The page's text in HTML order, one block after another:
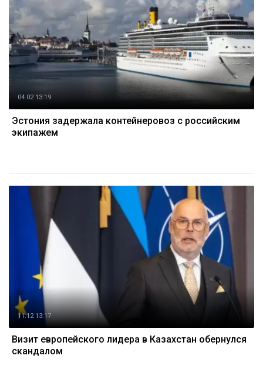
04.02 13:19
Эстония задержала контейнеровоз с российским
экипажем
11.12 13:17
Визит европейского лидера в Казахстан обернулся
скандалом